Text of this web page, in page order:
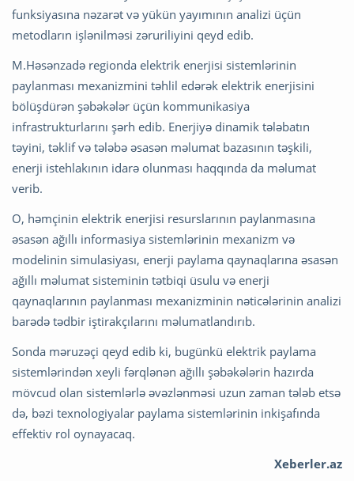
funksiyasına nəzarət və yükün yayımının analizi üçün
metodların işlənilməsi zəruriliyini qeyd edib.
M.Həsənzadə regionda elektrik enerjisi sistemlərinin
paylanması mexanizmini təhlil edərək elektrik enerjisini
bölüşdürən şəbəkələr üçün kommunikasiya
infrastrukturlarını şərh edib. Enerjiyə dinamik tələbatın
təyini, təklif və tələbə əsasən məlumat bazasının təşkili,
enerji istehlakının idarə olunması haqqında da məlumat
verib.
O, həmçinin elektrik enerjisi resurslarının paylanmasına
əsasən ağıllı informasiya sistemlərinin mexanizm və
modelinin simulasiyası, enerji paylama qaynaqlarına əsasən
ağıllı məlumat sisteminin tətbiqi üsulu və enerji
qaynaqlarının paylanması mexanizminin nəticələrinin analizi
barədə tədbir iştirakçılarını məlumatlandırıb.
Sonda məruzəçi qeyd edib ki, bugünkü elektrik paylama
sistemlərindən xeyli fərqlənən ağıllı şəbəkələrin hazırda
mövcud olan sistemlərlə əvəzlənməsi uzun zaman tələb etsə
də, bəzi texnologiyalar paylama sistemlərinin inkişafında
effektiv rol oynayacaq.
Xeberler.az